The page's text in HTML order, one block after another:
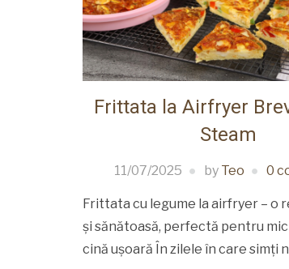
Frittata la Airfryer
Steam
11/07/2025 by Teo 0
Frittata cu legume la airfryer – o
și sănătoasă, perfectă pentru mic
cină ușoară În zilele în care simți